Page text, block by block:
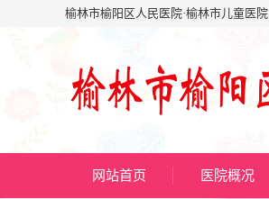
榆林市榆阳区人民医院·榆林市儿童医院
网站首页 医院概况